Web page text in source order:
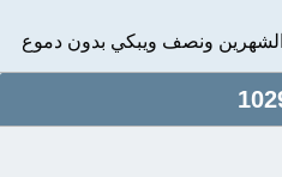
ونصف ويبكي بدون دموع